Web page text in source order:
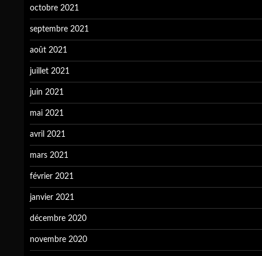
octobre 2021
septembre 2021
août 2021
juillet 2021
juin 2021
mai 2021
avril 2021
mars 2021
février 2021
janvier 2021
décembre 2020
novembre 2020